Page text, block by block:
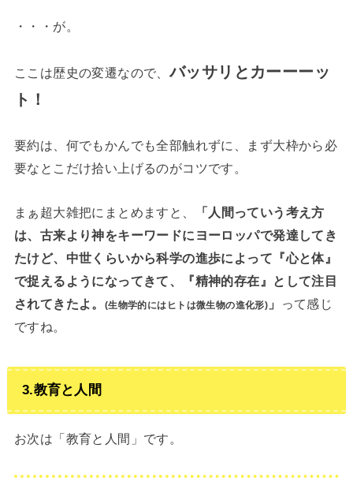
・・・が。
ここは歴史の変遷なので、バッサリとカーーーッ
ト！
要約は、何でもかんでも全部触れずに、まず大枠から必
要なとこだけ拾い上げるのがコツです。
まぁ超大雑把にまとめますと、
「人間っていう考え方
は、古来より神をキーワードにヨーロッパで発達してき
たけど、中世くらいから科学の進歩によって『心と体』
で捉えるようになってきて、『精神的存在』として注目
されてきたよ。
(生物学的にはヒトは微生物の進化形) 」
って感じ
ですね。
3.教育と人間
お次は「教育と人間」です。